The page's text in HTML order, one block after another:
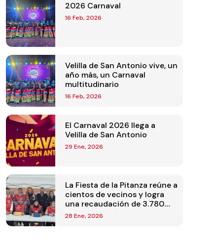
2026 Carnaval
16 Feb, 2026
Velilla de San Antonio vive, un
año más, un Carnaval
multitudinario
16 Feb, 2026
El Carnaval 2026 llega a
Velilla de San Antonio
29 Ene, 2026
La Fiesta de la Pitanza reúne a
cientos de vecinos y logra
una recaudación de 3.780
euros para Cáritas
28 Ene, 2026